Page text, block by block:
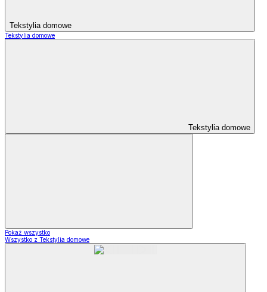
Tekstylia domowe
Tekstylia domowe
Tekstylia domowe
Pokaż wszystko
Wszystko z Tekstylia domowe